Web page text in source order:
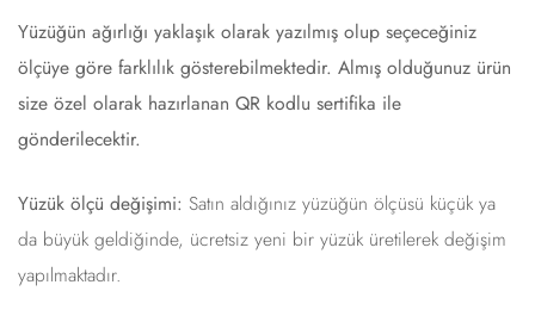
Yüzüğün ağırlığı yaklaşık olarak yazılmış olup seçeceğiniz
ölçüye göre farklılık gösterebilmektedir. Almış olduğunuz ürün
size özel olarak hazırlanan QR kodlu sertifika ile
gönderilecektir.
Yüzük ölçü değişimi: Satın aldığınız yüzüğün ölçüsü küçük ya
da büyük geldiğinde, ücretsiz yeni bir yüzük üretilerek değişim
yapılmaktadır.